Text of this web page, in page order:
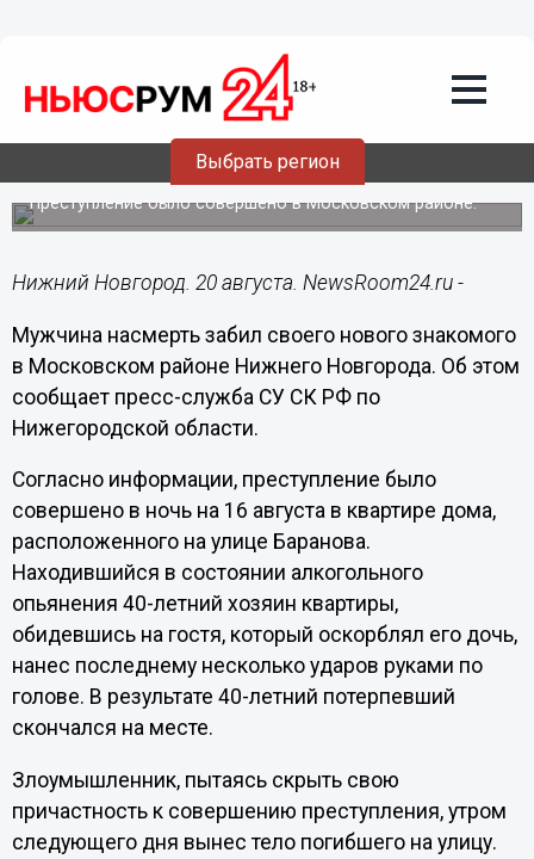
Выбрать регион
20.08.201915:06
Нижегородец насмерть забил гостя,
оскорбившего его дочь
Преступление было совершено в Московском районе.
Нижний Новгород. 20 августа. NewsRoom24.ru -
Мужчина насмерть забил своего нового знакомого
в Московском районе Нижнего Новгорода. Об этом
сообщает пресс-служба СУ СК РФ по
Нижегородской области.
Согласно информации, преступление было
совершено в ночь на 16 августа в квартире дома,
расположенного на улице Баранова.
Находившийся в состоянии алкогольного
опьянения 40-летний хозяин квартиры,
обидевшись на гостя, который оскорблял его дочь,
нанес последнему несколько ударов руками по
голове. В результате 40-летний потерпевший
скончался на месте.
Злоумышленник, пытаясь скрыть свою
причастность к совершению преступления, утром
следующего дня вынес тело погибшего на улицу.